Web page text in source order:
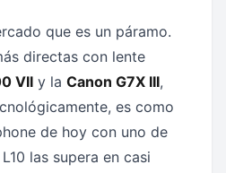
que es un páramo.
directas con lente
VII y la Canon G7X III,
es como
de hoy con uno de
las supera en casi